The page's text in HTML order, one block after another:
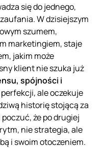
się do jednego,
W dzisiejszym
szumem,
marketingiem, staje
jakim może
klient nie szuka już
spójności i
ale oczekuje
historię stojącą za
że po drugiej
nie strategia, ale
i swoim otoczeniem.